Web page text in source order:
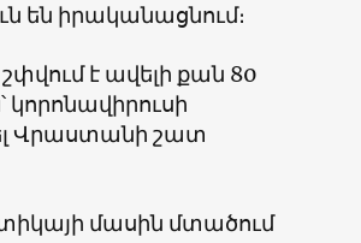
են իրականացնում։
է ավելի քան 80
Վրաստանի շատ
մասին մտածում